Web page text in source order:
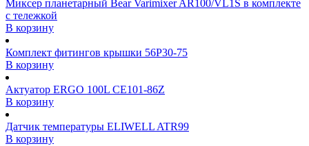
Миксер планетарный Bear Varimixer AR100/VL1S в комплекте
с тележкой
В корзину
Комплект фитингов крышки 56P30-75
В корзину
Актуатор ERGO 100L CE101-86Z
В корзину
Датчик температуры ELIWELL ATR99
В корзину